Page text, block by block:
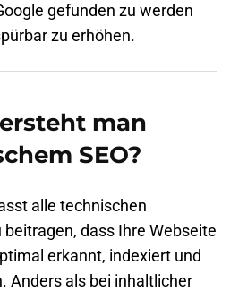
gefunden zu werden
zu erhöhen.
man
SEO?
alle technischen
dass Ihre Webseite
erkannt, indexiert und
Anders als bei inhaltlicher